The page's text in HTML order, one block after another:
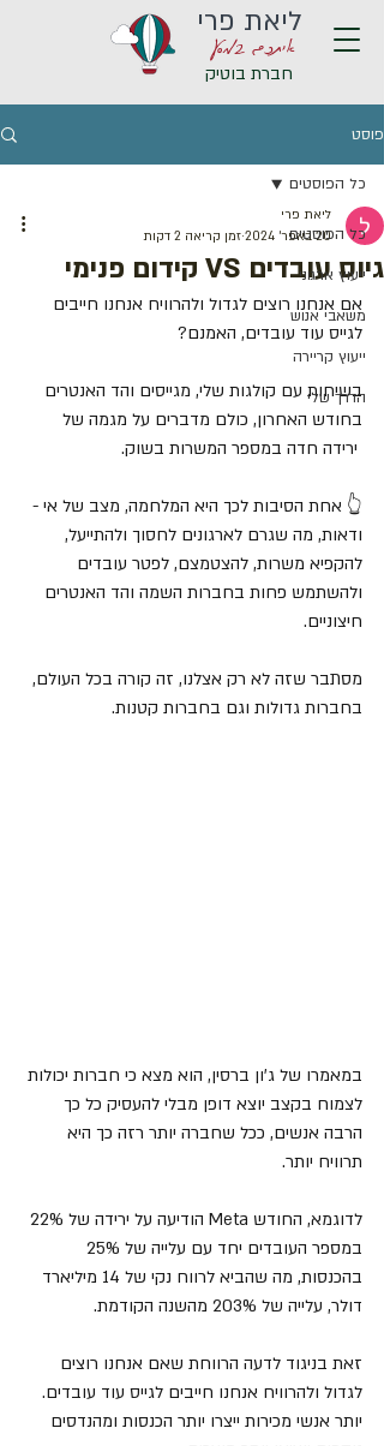
איתכם במסע
ליאת פרי
חברת בוטיק
פוסט
כל הפוסטים
ייעוץ ארגוני
משאבי אנוש
ייעוץ קריירה
הדרך שלי
כל הפוסטים
גיוס עובדים VS קידום פנימי
ליאת פרי
20 באפר׳ 2024
זמן קריאה 2 דקות
אם אנחנו רוצים לגדול ולהרוויח אנחנו חייבים
לגייס עוד עובדים, האמנם?
בשיחות עם קולגות שלי, מגייסים והד האנטרים
בחודש האחרון, כולם מדברים על מגמה של
ירידה חדה במספר המשרות בשוק.
👆 אחת הסיבות לכך היא המלחמה, מצב של אי -
ודאות, מה שגרם לארגונים לחסוך ולהתייעל,
להקפיא משרות, להצטמצם, לפטר עובדים
ולהשתמש פחות בחברות השמה והד האנטרים
חיצוניים.
מסתבר שזה לא רק אצלנו, זה קורה בכל העולם,
בחברות גדולות וגם בחברות קטנות.
במאמרו של ג'ון ברסין, הוא מצא כי חברות יכולות
לצמוח בקצב יוצא דופן מבלי להעסיק כל כך
הרבה אנשים, ככל שחברה יותר רזה כך היא
תרוויח יותר.
בהכנסות, מה שהביא לרווח נקי של 14 מיליארד
דולר, עלייה של 203% מהשנה הקודמת.
זאת בניגוד לדעה הרווחת שאם אנחנו רוצים
לגדול ולהרוויח אנחנו חייבים לגייס עוד עובדים.
יותר אנשי מכירות ייצרו יותר הכנסות ומהנדסים